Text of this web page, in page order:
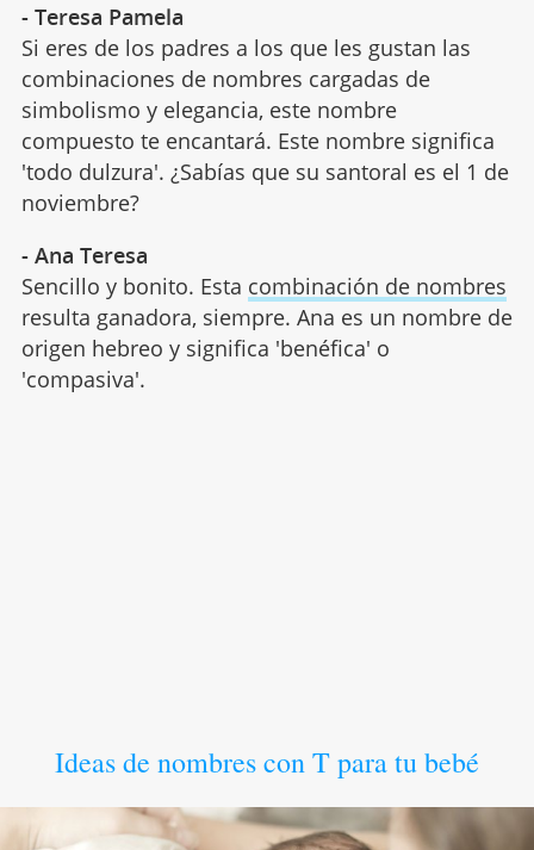
- Teresa Pamela
Si eres de los padres a los que les gustan las
combinaciones de nombres cargadas de
simbolismo y elegancia, este nombre
compuesto te encantará. Este nombre significa
'todo dulzura'. ¿Sabías que su santoral es el 1 de
noviembre?
- Ana Teresa
Sencillo y bonito. Esta combinación de nombres
resulta ganadora, siempre. Ana es un nombre de
origen hebreo y significa 'benéfica' o
'compasiva'.
Ideas de nombres con T para tu bebé